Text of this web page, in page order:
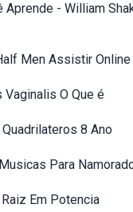
Aprende - William
Men Assistir Online
Vaginalis O Que é
8 Ano
Para
Em Potencia